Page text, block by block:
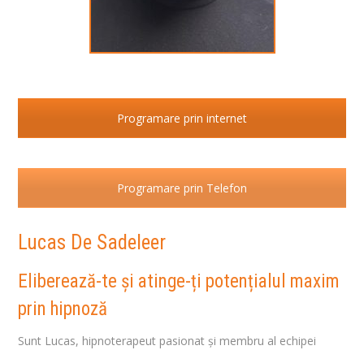
Programare prin internet
Programare prin Telefon
Lucas De Sadeleer
Eliberează-te și atinge-ți potențialul maxim
prin hipnoză
Sunt Lucas, hipnoterapeut pasionat și membru al echipei